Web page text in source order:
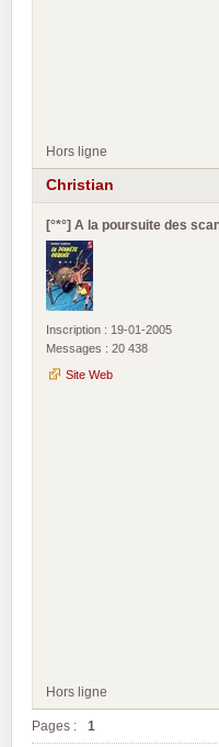
Hors ligne
Christian
[°*°] A la poursuite des
Inscription : 19-01-2005
Messages : 20 438
Site Web
Hors ligne
Pages : 1